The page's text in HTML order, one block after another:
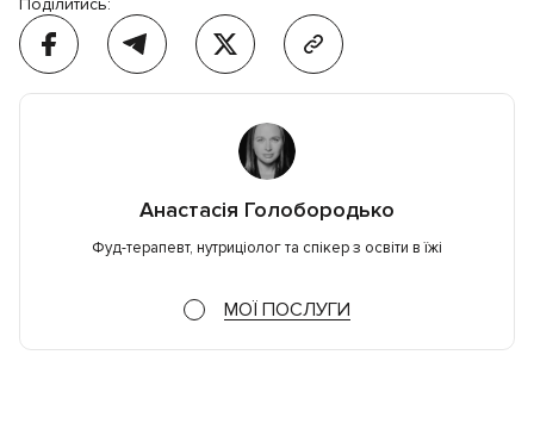
Поділитись:
Анастасія Голобородько
Фуд-терапевт, нутриціолог та спікер з освіти в їжі
МОЇ ПОСЛУГИ